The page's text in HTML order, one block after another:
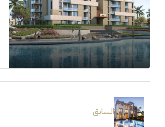
السابق